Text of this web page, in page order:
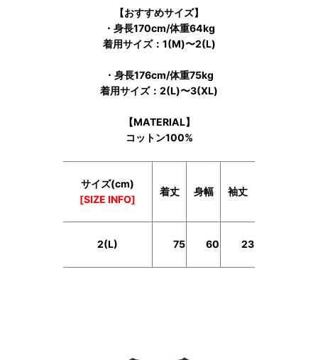
【おすすめサイズ】
・身長170cm/体重64kg
着用サイズ：1(M)〜2(L)
・身長176cm/体重75kg
着用サイズ：2(L)〜3(XL)
【MATERIAL】
コットン100%
サイズ(cm)
[SIZE INFO]
着丈 身幅 袖丈
2(L) 75 60 23